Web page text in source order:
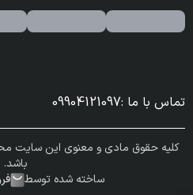
تماس با ما :
09904121097
کلیه حقوق مادی و معنوی این سایت
باشد.
ساخته شده توسط